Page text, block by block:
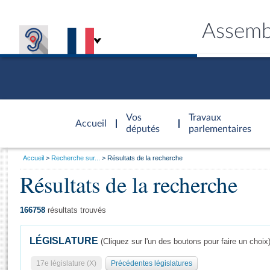
Accueil
d'accueil
Vos
députés
Travaux
parlementaires
Général
Vous
Accueil Recherche sur... Résultats de la recherche
Résultats de la recherche
166758 résultats trouvés
LÉGISLATURE (Cliquez sur l'un des boutons pour faire un choix)
17e législature (X) Précédentes législatures